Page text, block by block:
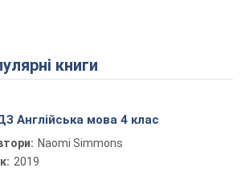
книги
Англійська мова 4 клас
Naomi Simmons
2019